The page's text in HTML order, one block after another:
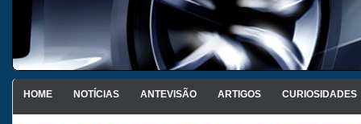
HOME NOTÍCIAS ANTEVISÃO ARTIGOS CURIOSIDADES